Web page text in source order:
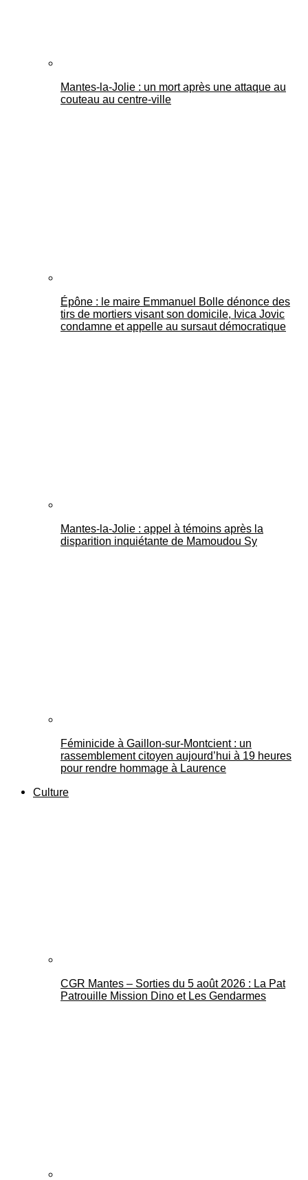
Mantes-la-Jolie : un mort après une attaque au
couteau au centre-ville
Épône : le maire Emmanuel Bolle dénonce des
tirs de mortiers visant son domicile, Ivica Jovic
condamne et appelle au sursaut démocratique
Mantes-la-Jolie : appel à témoins après la
disparition inquiétante de Mamoudou Sy
Féminicide à Gaillon‑sur‑Montcient : un
rassemblement citoyen aujourd’hui à 19 heures
pour rendre hommage à Laurence
Culture
CGR Mantes – Sorties du 5 août 2026 : La Pat
Patrouille Mission Dino et Les Gendarmes